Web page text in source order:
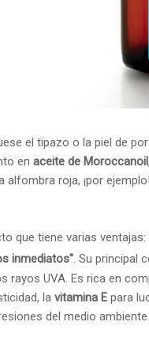
el tipazo o la piel de
en aceite de Moroccanoil
alfombra roja, ¡por
que tiene varias
inmediatos". Su principal
rayos UVA. Es rica en
la vitamina E para
del medio ambiente.